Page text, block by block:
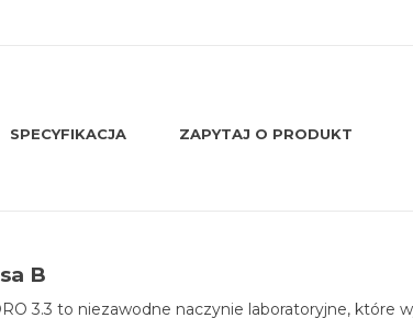
SPECYFIKACJA ZAPYTAJ O PRODUKT
B
3.3 to niezawodne naczynie laboratoryjne, które